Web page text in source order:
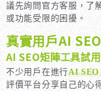
議先詢問官方客服，了
或功能受限的困擾。
真實用戶AI
AI SEO矩陣工具試
不少用戶在進行AI SEO
評價平台分享自己的心